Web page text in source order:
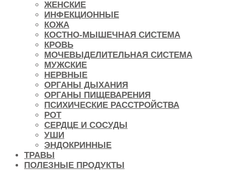
ЖЕНСКИЕ
ИНФЕКЦИОННЫЕ
КОЖА
КОСТНО-МЫШЕЧНАЯ СИСТЕМА
КРОВЬ
МОЧЕВЫДЕЛИТЕЛЬНАЯ СИСТЕМА
МУЖСКИЕ
НЕРВНЫЕ
ОРГАНЫ ДЫХАНИЯ
ОРГАНЫ ПИЩЕВАРЕНИЯ
ПСИХИЧЕСКИЕ РАССТРОЙСТВА
РОТ
СЕРДЦЕ И СОСУДЫ
УШИ
ЭНДОКРИННЫЕ
ТРАВЫ
ПОЛЕЗНЫЕ ПРОДУКТЫ